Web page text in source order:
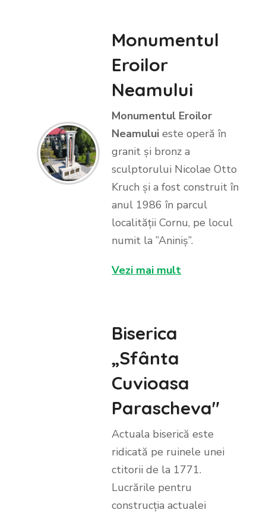
Monumentul
Eroilor
Neamului
Monumentul Eroilor
Neamului este operă în
granit și bronz a
sculptorului Nicolae Otto
Kruch și a fost construit în
anul 1986 în parcul
localității Cornu, pe locul
numit la ”Aniniș”.
Vezi mai mult
Biserica
„Sfânta
Cuvioasa
Parascheva"
Actuala biserică este
ridicată pe ruinele unei
ctitorii de la 1771.
Lucrările pentru
construcția actualei